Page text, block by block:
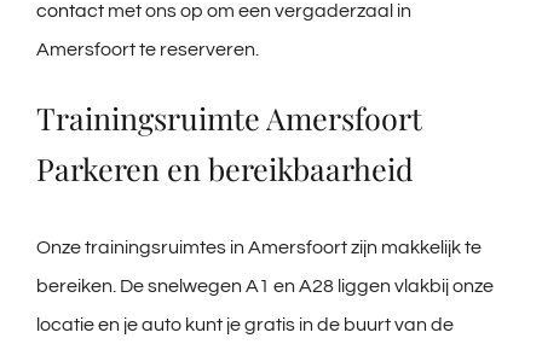
contact met ons op om een vergaderzaal in
Amersfoort te reserveren.
Trainingsruimte Amersfoort
Parkeren en bereikbaarheid
Onze trainingsruimtes in Amersfoort zijn makkelijk te
bereiken. De snelwegen A1 en A28 liggen vlakbij onze
locatie en je auto kunt je gratis in de buurt van de